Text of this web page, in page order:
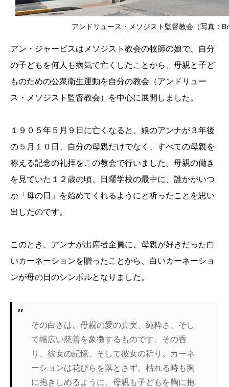
アンドリュース・メソジスト監督教会（写真：
アン・ジャービスはメソジスト教会の牧師の娘で、自分
の子どもを何人も病気で亡くしたことから、母親と子ど
ものための公衆衛生運動を自分の教会（アンドリュー
ス・メソジスト監督教会）を中心に展開しました。
１９０５年５月９日に亡くなると、娘のアンナが３年後
の５月１０日、自分の母親だけでなく、すべての母親を
称える記念の礼拝をこの教会で行いました。母親の働き
を見ていた１２歳の頃、日曜学校の最中に、誰かがいつ
か「母の日」を始めてくれるようにと祈ったことを思い
出したのです。
このとき、アンナが出席者全員に、母親が好きだった白
いカーネーションを贈ったことから、白いカーネーショ
ンが母の日のシンボルとなりました。
その白さは、母親の愛の真実、純粋さ、そし
て幅広い慈善を象徴するものです。その香
り、彼女の記憶、そして彼女の祈り。カーネ
ーションは花びらを落とさず、枯れる時も胸
に抱きしめるように、母親も子どもを胸に抱